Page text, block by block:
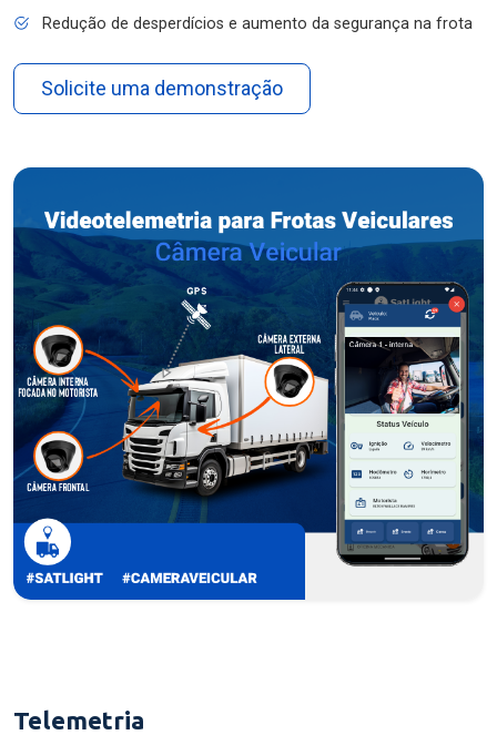
Redução de desperdícios e aumento da segurança na frota
Solicite uma demonstração
Telemetria